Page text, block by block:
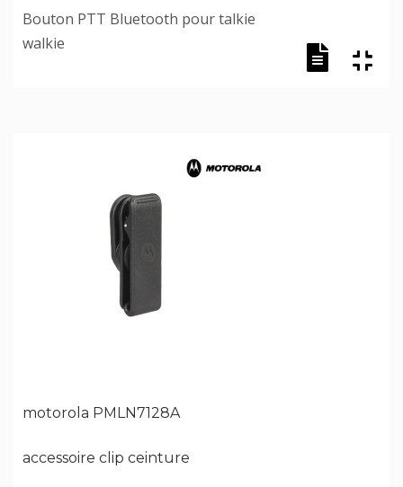
Bouton PTT Bluetooth pour talkie
walkie
motorola PMLN7128A
accessoire clip ceinture